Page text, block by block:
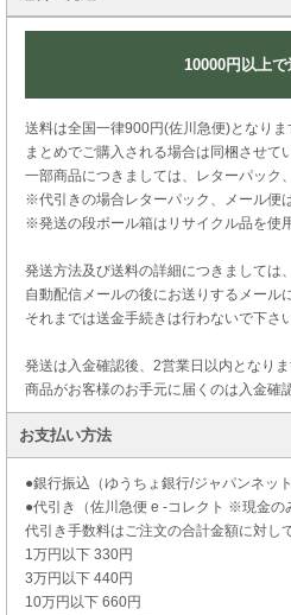
10000円以上
送料は全国一律900円(佐川急便)となりま
まとめでご購入される場合は同梱させて
一部商品につきましては、レターパック
※代引きの場合レターパック、メール便
※発送の段ボール箱はリサイクル品を使
発送方法及び送料の詳細につきましては、
自動配信メールの後にお送りするメール
それまでは送金手続きは行わないで下さい
発送は入金確認後、2営業日以内となりま
商品がお客様のお手元に届くのは入金確
お支払い方法
●銀行振込（ゆうちょ銀行/ジャパンネット
●代引き（佐川急便 e -コレクト ※現金の
代引き手数料はご注文の合計金額に対し
1万円以下 330円
3万円以下 440円
10万円以下 660円